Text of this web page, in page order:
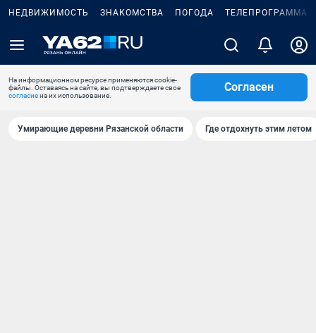
НЕДВИЖИМОСТЬ ЗНАКОМСТВА ПОГОДА ТЕЛЕПРОГРАММА
На информационном ресурсе применяются cookie-
файлы. Оставаясь на сайте, вы подтверждаете свое
согласиена их использование.
Согласен
Умирающие деревни Рязанской области Где отдохнуть этим летом